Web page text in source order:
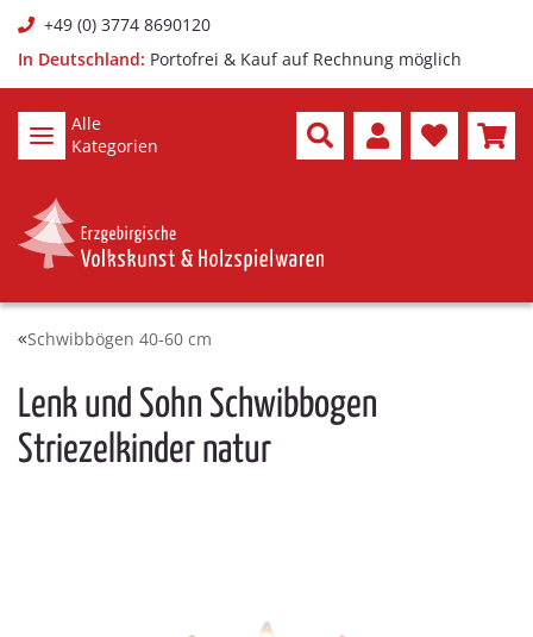
+49 (0) 3774 8690120
In Deutschland: Portofrei & Kauf auf Rechnung möglich
Alle
Kategorien
Schwibbögen 40-60 cm
Lenk und Sohn Schwibbogen
Striezelkinder natur